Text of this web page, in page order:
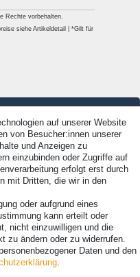
Rechte vorbehalten.
siehe Artikeldetail | *Gilt für
auf unserer Website
von Besucher:innen unserer
und Anzeigen zu
einzubinden oder Zugriffe auf
erfolgt erst durch
mit Dritten, die wir in den
oder aufgrund eines
kann erteilt oder
nicht einzuwilligen und die
zu ändern oder zu widerrufen.
Daten und den
.